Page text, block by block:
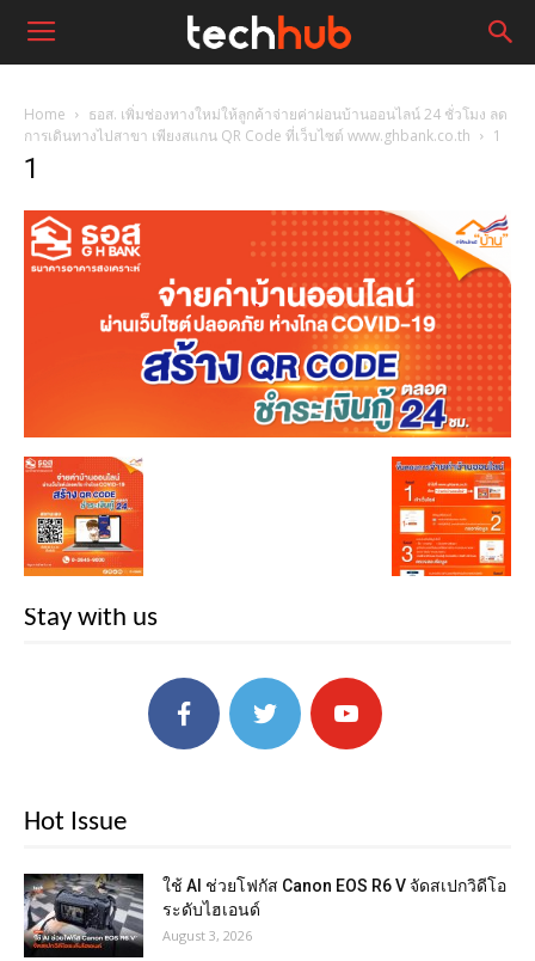
Home
ธอส. เพิ่มช่องทางใหม่ให้ลูกค้าจ่ายค่าผ่อนบ้านออนไลน์ 24 ชั่วโมง ลด
การเดินทางไปสาขา เพียงสแกน QR Code ที่เว็บไซต์ www.ghbank.co.th
1
1
Stay with us
Hot Issue
ใช้ AI ช่วยโฟกัส Canon EOS R6 V จัดสเปกวิดีโอ
ระดับไฮเอนด์
August 3, 2026